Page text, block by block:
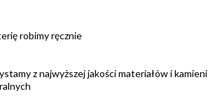
robimy ręcznie
z najwyższej jakości materiałów i kamieni